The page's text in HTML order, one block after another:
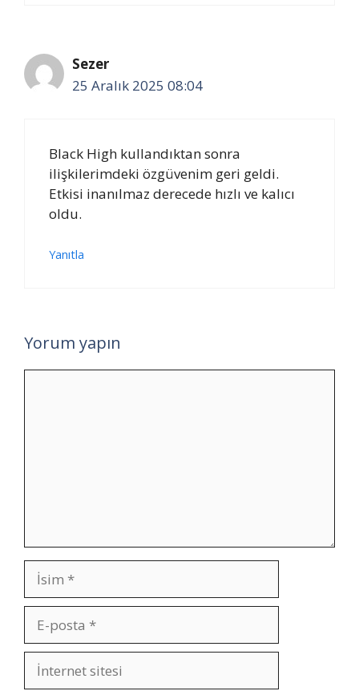
Sezer
25 Aralık 2025 08:04
Black High kullandıktan sonra
ilişkilerimdeki özgüvenim geri geldi.
Etkisi inanılmaz derecede hızlı ve kalıcı
oldu.
Yanıtla
Yorum yapın
İsim
posta
İnternet
sitesi